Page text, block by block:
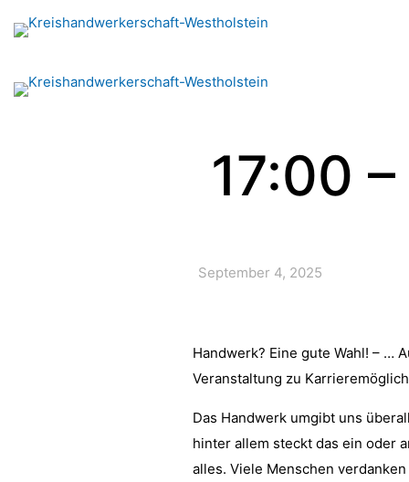
17:00
September 4, 2025
Handwerk? Eine gute Wahl! – …
Veranstaltung zu
Das Handwerk umgibt uns
hinter allem steckt das ein oder
alles. Viele Menschen